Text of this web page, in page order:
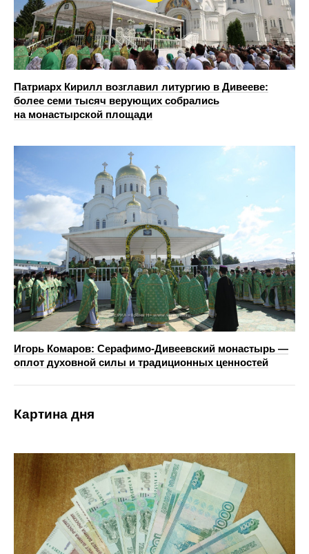
Патриарх Кирилл возглавил литургию в Дивееве:
более семи тысяч верующих собрались
на монастырской площади
Игорь Комаров: Серафимо-Дивеевский монастырь —
оплот духовной силы и традиционных ценностей
Картина дня